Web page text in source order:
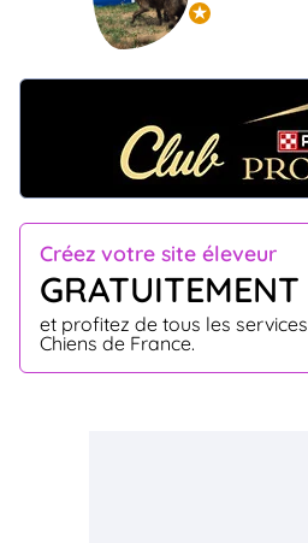
Créez votre site éleveur
GRATUITEMENT
et profitez de tous les services
Chiens de France.